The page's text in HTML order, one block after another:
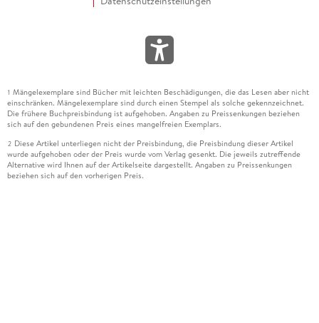
1 Mängelexemplare sind Bücher mit leichten Beschädigungen, die das Lesen aber nicht
einschränken. Mängelexemplare sind durch einen Stempel als solche gekennzeichnet.
Die frühere Buchpreisbindung ist aufgehoben. Angaben zu Preissenkungen beziehen
sich auf den gebundenen Preis eines mangelfreien Exemplars.
2 Diese Artikel unterliegen nicht der Preisbindung, die Preisbindung dieser Artikel
wurde aufgehoben oder der Preis wurde vom Verlag gesenkt. Die jeweils zutreffende
Alternative wird Ihnen auf der Artikelseite dargestellt. Angaben zu Preissenkungen
beziehen sich auf den vorherigen Preis.